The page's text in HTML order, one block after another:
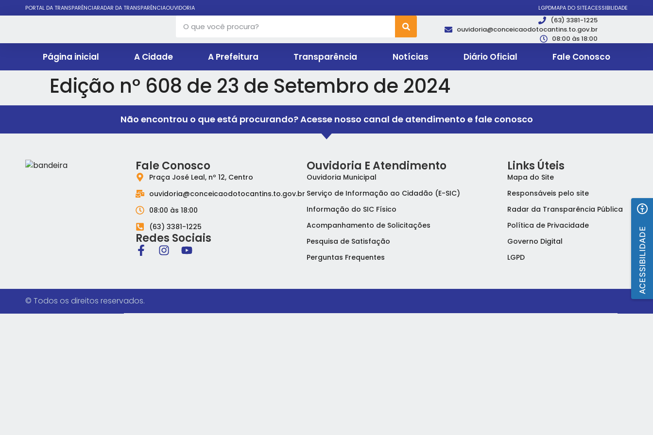
PORTAL DA TRANSPARÊNCIARADAR DA TRANSPARÊNCIAOUVIDORIA LGPDMAPA DO SITEACESSIBILIDADE
(63) 3381-1225
ouvidoria@conceicaodotocantins.to.gov.br
08:00 às 18:00
Página inicial A Cidade A Prefeitura Transparência Notícias Diário Oficial Fale Conosco
Edição nº 608 de 23 de Setembro de 2024
Não encontrou o que está procurando? Acesse nosso canal de atendimento e fale conosco
Fale Conosco
Praça José Leal, nº 12, Centro
ouvidoria@conceicaodotocantins.to.gov.br
08:00 às 18:00
(63) 3381-1225
Redes Sociais
Ouvidoria E Atendimento
Ouvidoria Municipal
Serviço de Informação ao Cidadão (E-SIC)
Informação do SIC Físico
Acompanhamento de Solicitações
Pesquisa de Satisfação
Perguntas Frequentes
Links Úteis
Mapa do Site
Responsáveis pelo site
Radar da Transparência Pública
Política de Privacidade
Governo Digital
LGPD
© Todos os direitos reservados.
ACESSIBILIDADE